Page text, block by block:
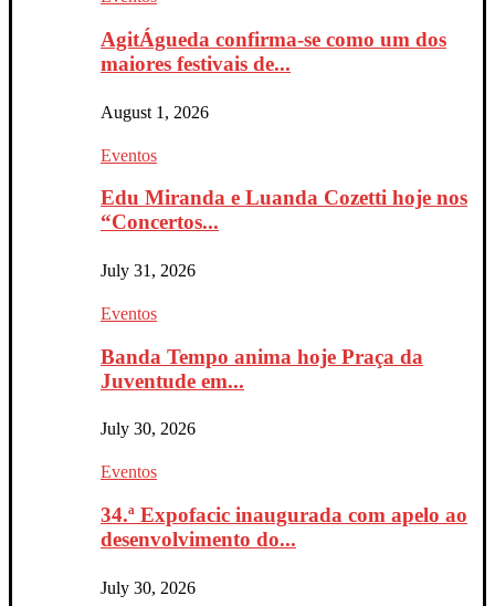
AgitÁgueda confirma-se como um dos
maiores festivais de...
August 1, 2026
Eventos
Edu Miranda e Luanda Cozetti hoje nos
“Concertos...
July 31, 2026
Eventos
Banda Tempo anima hoje Praça da
Juventude em...
July 30, 2026
Eventos
34.ª Expofacic inaugurada com apelo ao
desenvolvimento do...
July 30, 2026